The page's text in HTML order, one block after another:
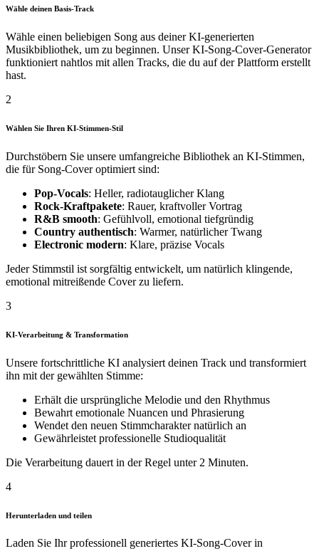
Wähle deinen Basis-Track
Wähle einen beliebigen Song aus deiner KI-generierten
Musikbibliothek, um zu beginnen. Unser KI-Song-Cover-Generator
funktioniert nahtlos mit allen Tracks, die du auf der Plattform erstellt
hast.
2
Wählen Sie Ihren KI-Stimmen-Stil
Durchstöbern Sie unsere umfangreiche Bibliothek an KI-Stimmen,
die für Song-Cover optimiert sind:
Pop-Vocals: Heller, radiotauglicher Klang
Rock-Kraftpakete: Rauer, kraftvoller Vortrag
R&B smooth: Gefühlvoll, emotional tiefgründig
Country authentisch: Warmer, natürlicher Twang
Electronic modern: Klare, präzise Vocals
Jeder Stimmstil ist sorgfältig entwickelt, um natürlich klingende,
emotional mitreißende Cover zu liefern.
3
KI-Verarbeitung & Transformation
Unsere fortschrittliche KI analysiert deinen Track und transformiert
ihn mit der gewählten Stimme:
Erhält die ursprüngliche Melodie und den Rhythmus
Bewahrt emotionale Nuancen und Phrasierung
Wendet den neuen Stimmcharakter natürlich an
Gewährleistet professionelle Studioqualität
Die Verarbeitung dauert in der Regel unter 2 Minuten.
4
Herunterladen und teilen
Laden Sie Ihr professionell generiertes KI-Song-Cover in